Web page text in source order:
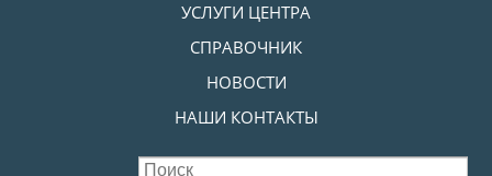
УСЛУГИ ЦЕНТРА
СПРАВОЧНИК
НОВОСТИ
НАШИ КОНТАКТЫ